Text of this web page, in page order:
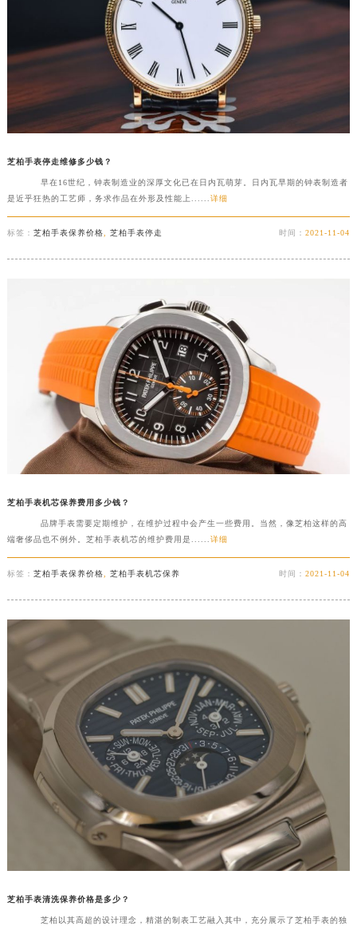
芝柏手表停走维修多少钱？
早在16世纪，钟表制造业的深厚文化已在日内瓦萌芽。日内瓦早期的钟表制造者
是近乎狂热的工艺师，务求作品在外形及性能上...... 详细
标签： 芝柏手表保养价格 芝柏手表停走 时间：2021-11-04
芝柏手表机芯保养费用多少钱？
品牌手表需要定期维护，在维护过程中会产生一些费用。当然，像芝柏这样的高
端奢侈品也不例外。芝柏手表机芯的维护费用是...... 详细
标签： 芝柏手表保养价格 芝柏手表机芯保养 时间：2021-11-04
芝柏手表清洗保养价格是多少？
芝柏以其高超的设计理念，精湛的制表工艺融入其中，充分展示了芝柏手表的独